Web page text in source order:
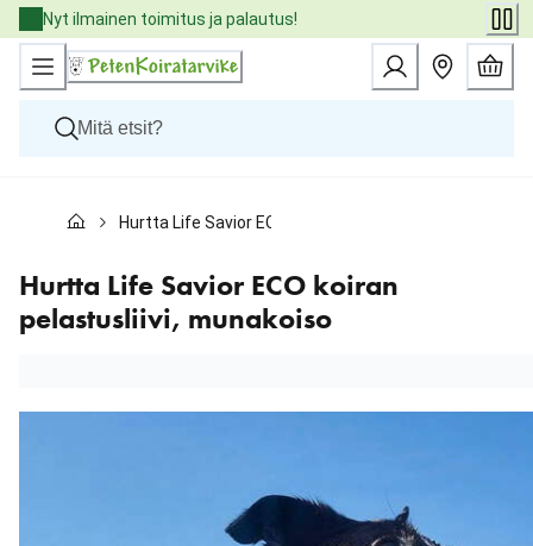
Skip
to
Content
Nyt ilmainen toimitus ja palautus!
Kissat
Eläinlääkäriruoat
Tuotemerkit
Uutuudet
Hurtta Life Savior ECO koiran pelastusliivi, munakoiso
Hurtta Life Savior ECO koiran
pelastusliivi, munakoiso